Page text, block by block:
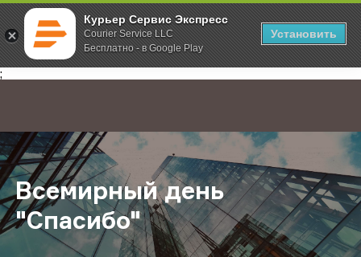
Курьер Сервис Экспресс
Courier Service LLC
Бесплатно - в Google Play
Установить
;
Главная О компании Новости Всемирный день "Спасибо"
Всемирный день
"Спасибо"